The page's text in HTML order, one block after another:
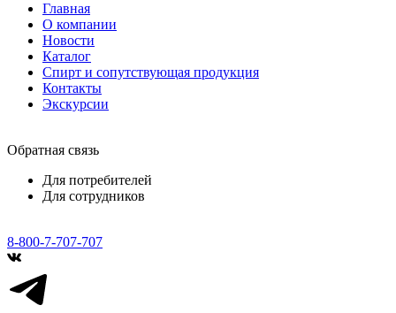
Главная
О компании
Новости
Каталог
Спирт и сопутствующая продукция
Контакты
Экскурсии
Обратная связь
Для потребителей
Для сотрудников
8-800-7-707-707